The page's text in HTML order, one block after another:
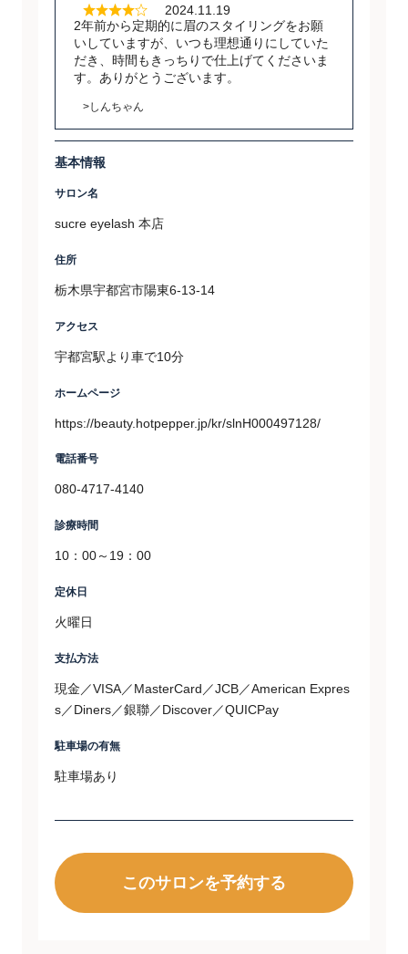
2024.11.19
2年前から定期的に眉のスタイリングをお願
いしていますが、いつも理想通りにしていた
だき、時間もきっちりで仕上げてくださいま
す。ありがとうございます。
>しんちゃん
基本情報
サロン名
sucre eyelash 本店
住所
栃木県宇都宮市陽東6-13-14
アクセス
宇都宮駅より車で10分
ホームページ
https://beauty.hotpepper.jp/kr/slnH000497128/
電話番号
080-4717-4140
診療時間
10：00～19：00
定休日
火曜日
支払方法
現金／VISA／MasterCard／JCB／American Expres
s／Diners／銀聯／Discover／QUICPay
駐車場の有無
駐車場あり
このサロンを予約する